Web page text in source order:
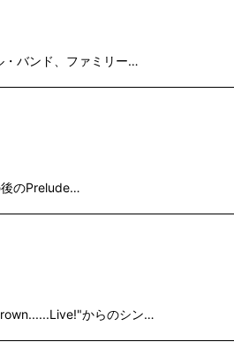
・バンド、ファミリー…
のPrelude…
からのシン…